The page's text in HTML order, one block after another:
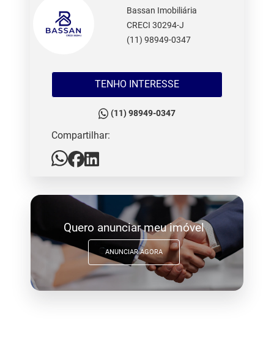
Bassan Imobiliária
CRECI 30294-J
(11) 98949-0347
TENHO INTERESSE
(11) 98949-0347
Compartilhar:
Quero anunciar meu imóvel
ANUNCIAR AGORA